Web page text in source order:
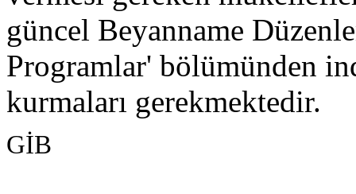
güncel Beyanname
Programlar' bölümünden
kurmaları gerekmektedir.
GİB